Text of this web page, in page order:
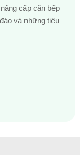
cấp căn bếp
và những tiêu